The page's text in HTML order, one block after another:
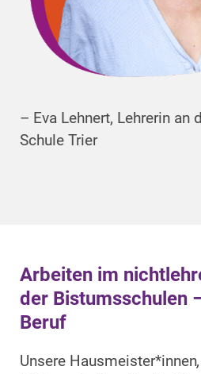
– Eva Lehnert, Lehrerin an
Schule Trier
Arbeiten im
der Bistumsschulen
Beruf
Unsere Hausmeister*innen,